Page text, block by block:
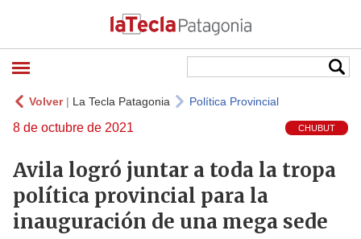
Volver| La Tecla Patagonia Política Provincial
8 de octubre de 2021 CHUBUT
Avila logró juntar a toda la tropa
política provincial para la
inauguración de una mega sede